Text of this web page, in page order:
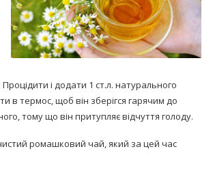
і додати 1 ст.л. натурального
в термос, щоб він зберігся гарячим до
тому що він притупляє відчуття голоду.
ромашковий чай, який за цей час
Попробуйте рецепт
легендарного супа доктора